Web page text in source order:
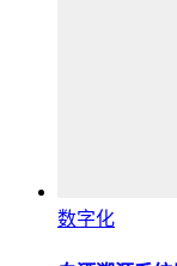
数字化